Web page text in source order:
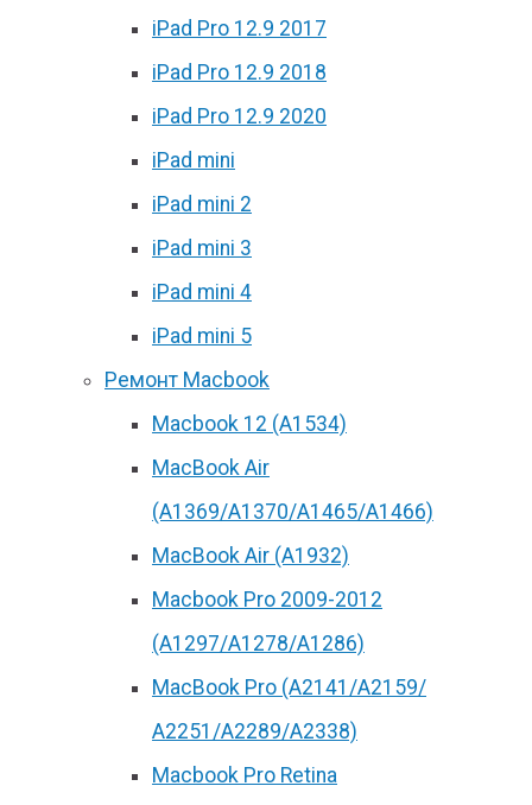
iPad Pro 12.9 2017
iPad Pro 12.9 2018
iPad Pro 12.9 2020
iPad mini
iPad mini 2
iPad mini 3
iPad mini 4
iPad mini 5
Ремонт Macbook
Macbook 12 (А1534)
MacBook Air
(A1369/A1370/A1465/A1466)
MacBook Air (A1932)
Macbook Pro 2009-2012
(A1297/A1278/A1286)
MacBook Pro (А2141/А2159/
А2251/A2289/A2338)
Macbook Pro Retina